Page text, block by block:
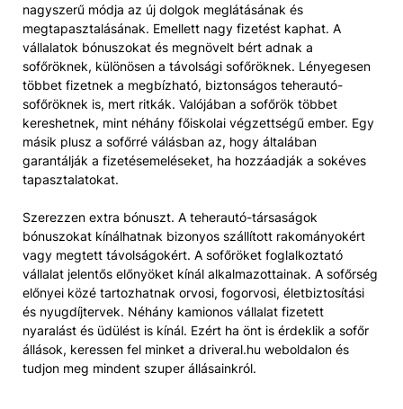
nagyszerű módja az új dolgok meglátásának és
megtapasztalásának. Emellett nagy fizetést kaphat. A
vállalatok bónuszokat és megnövelt bért adnak a
sofőröknek, különösen a távolsági sofőröknek. Lényegesen
többet fizetnek a megbízható, biztonságos teherautó-
sofőröknek is, mert ritkák. Valójában a sofőrök többet
kereshetnek, mint néhány főiskolai végzettségű ember. Egy
másik plusz a sofőrré válásban az, hogy általában
garantálják a fizetésemeléseket, ha hozzáadják a sokéves
tapasztalatokat.
Szerezzen extra bónuszt. A teherautó-társaságok
bónuszokat kínálhatnak bizonyos szállított rakományokért
vagy megtett távolságokért. A sofőröket foglalkoztató
vállalat jelentős előnyöket kínál alkalmazottainak. A sofőrség
előnyei közé tartozhatnak orvosi, fogorvosi, életbiztosítási
és nyugdíjtervek. Néhány kamionos vállalat fizetett
nyaralást és üdülést is kínál. Ezért ha önt is érdeklik a sofőr
állások, keressen fel minket a driveral.hu weboldalon és
tudjon meg mindent szuper állásainkról.